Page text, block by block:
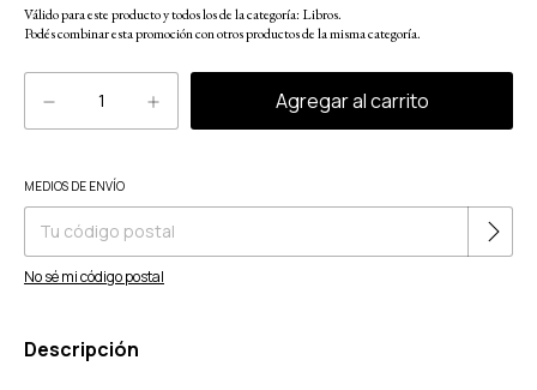
Válido para este producto y todos los de la categoría: Libros.
Podés combinar esta promoción con otros productos de la misma categoría.
Entregas para el CP:
MEDIOS DE ENVÍO
No sé mi código postal
Descripción